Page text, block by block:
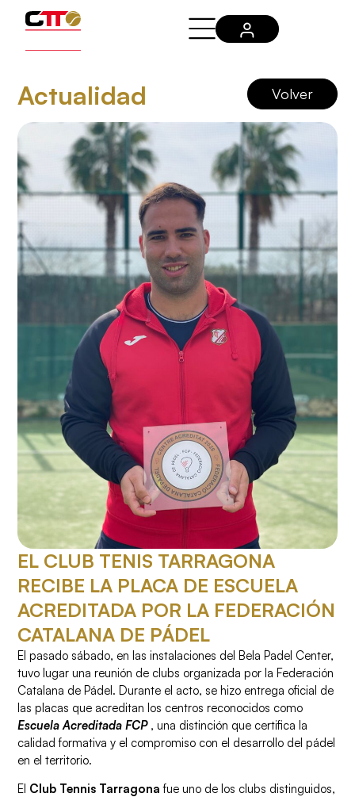
Actualidad Volver
EL CLUB TENIS TARRAGONA
RECIBE LA PLACA DE ESCUELA
ACREDITADA POR LA FEDERACIÓN
CATALANA DE PÁDEL
El pasado sábado, en las instalaciones del Bela Padel Center,
tuvo lugar una reunión de clubs organizada por la Federación
Catalana de Pádel. Durante el acto, se hizo entrega oficial de
las placas que acreditan los centros reconocidos como
Escuela Acreditada FCP, una distinción que certifica la
calidad formativa y el compromiso con el desarrollo del pádel
en el territorio.
El Club Tennis Tarragona fue uno de los clubs distinguidos,